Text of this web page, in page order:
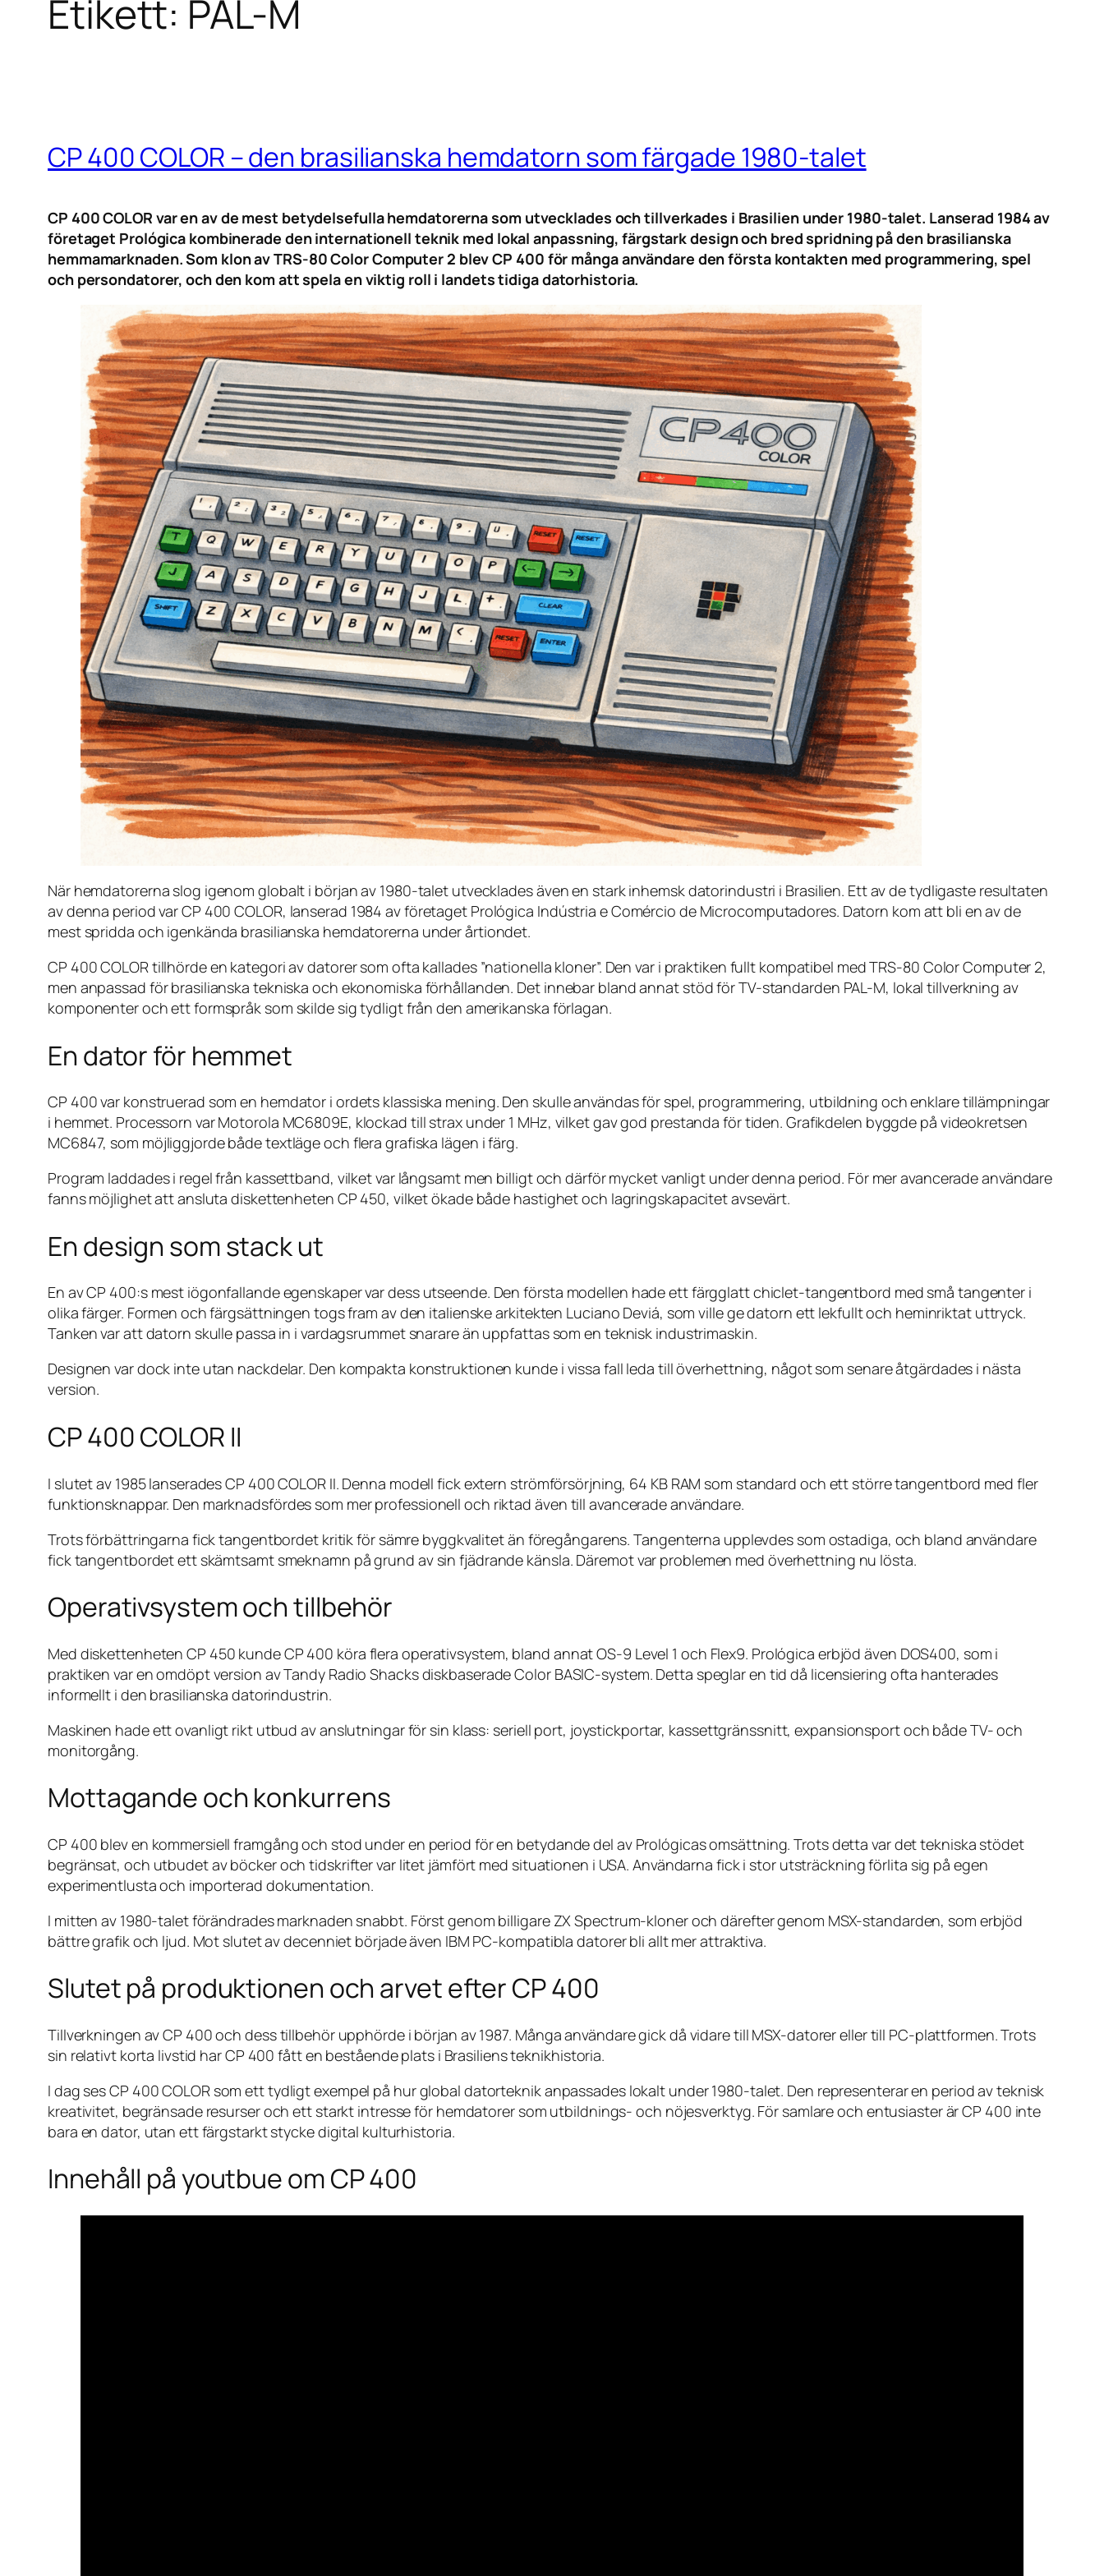
Etikett: PAL-M
CP 400 COLOR – den brasilianska hemdatorn som färgade 1980-talet
CP 400 COLOR var en av de mest betydelsefulla hemdatorerna som utvecklades och tillverkades i Brasilien under 1980-talet. Lanserad 1984 av
företaget Prológica kombinerade den internationell teknik med lokal anpassning, färgstark design och bred spridning på den brasilianska
hemmamarknaden. Som klon av TRS-80 Color Computer 2 blev CP 400 för många användare den första kontakten med programmering, spel
och persondatorer, och den kom att spela en viktig roll i landets tidiga datorhistoria.
När hemdatorerna slog igenom globalt i början av 1980-talet utvecklades även en stark inhemsk datorindustri i Brasilien. Ett av de tydligaste resultaten
av denna period var CP 400 COLOR, lanserad 1984 av företaget Prológica Indústria e Comércio de Microcomputadores. Datorn kom att bli en av de
mest spridda och igenkända brasilianska hemdatorerna under årtiondet.
CP 400 COLOR tillhörde en kategori av datorer som ofta kallades ”nationella kloner”. Den var i praktiken fullt kompatibel med TRS-80 Color Computer 2,
men anpassad för brasilianska tekniska och ekonomiska förhållanden. Det innebar bland annat stöd för TV-standarden PAL-M, lokal tillverkning av
komponenter och ett formspråk som skilde sig tydligt från den amerikanska förlagan.
En dator för hemmet
CP 400 var konstruerad som en hemdator i ordets klassiska mening. Den skulle användas för spel, programmering, utbildning och enklare tillämpningar
i hemmet. Processorn var Motorola MC6809E, klockad till strax under 1 MHz, vilket gav god prestanda för tiden. Grafikdelen byggde på videokretsen
MC6847, som möjliggjorde både textläge och flera grafiska lägen i färg.
Program laddades i regel från kassettband, vilket var långsamt men billigt och därför mycket vanligt under denna period. För mer avancerade användare
fanns möjlighet att ansluta diskettenheten CP 450, vilket ökade både hastighet och lagringskapacitet avsevärt.
En design som stack ut
En av CP 400:s mest iögonfallande egenskaper var dess utseende. Den första modellen hade ett färgglatt chiclet-tangentbord med små tangenter i
olika färger. Formen och färgsättningen togs fram av den italienske arkitekten Luciano Deviá, som ville ge datorn ett lekfullt och heminriktat uttryck.
Tanken var att datorn skulle passa in i vardagsrummet snarare än uppfattas som en teknisk industrimaskin.
Designen var dock inte utan nackdelar. Den kompakta konstruktionen kunde i vissa fall leda till överhettning, något som senare åtgärdades i nästa
version.
CP 400 COLOR II
I slutet av 1985 lanserades CP 400 COLOR II. Denna modell fick extern strömförsörjning, 64 KB RAM som standard och ett större tangentbord med fler
funktionsknappar. Den marknadsfördes som mer professionell och riktad även till avancerade användare.
Trots förbättringarna fick tangentbordet kritik för sämre byggkvalitet än föregångarens. Tangenterna upplevdes som ostadiga, och bland användare
fick tangentbordet ett skämtsamt smeknamn på grund av sin fjädrande känsla. Däremot var problemen med överhettning nu lösta.
Operativsystem och tillbehör
Med diskettenheten CP 450 kunde CP 400 köra flera operativsystem, bland annat OS-9 Level 1 och Flex9. Prológica erbjöd även DOS400, som i
praktiken var en omdöpt version av Tandy Radio Shacks diskbaserade Color BASIC-system. Detta speglar en tid då licensiering ofta hanterades
informellt i den brasilianska datorindustrin.
Maskinen hade ett ovanligt rikt utbud av anslutningar för sin klass: seriell port, joystickportar, kassettgränssnitt, expansionsport och både TV- och
monitorgång.
Mottagande och konkurrens
CP 400 blev en kommersiell framgång och stod under en period för en betydande del av Prológicas omsättning. Trots detta var det tekniska stödet
begränsat, och utbudet av böcker och tidskrifter var litet jämfört med situationen i USA. Användarna fick i stor utsträckning förlita sig på egen
experimentlusta och importerad dokumentation.
I mitten av 1980-talet förändrades marknaden snabbt. Först genom billigare ZX Spectrum-kloner och därefter genom MSX-standarden, som erbjöd
bättre grafik och ljud. Mot slutet av decenniet började även IBM PC-kompatibla datorer bli allt mer attraktiva.
Slutet på produktionen och arvet efter CP 400
Tillverkningen av CP 400 och dess tillbehör upphörde i början av 1987. Många användare gick då vidare till MSX-datorer eller till PC-plattformen. Trots
sin relativt korta livstid har CP 400 fått en bestående plats i Brasiliens teknikhistoria.
I dag ses CP 400 COLOR som ett tydligt exempel på hur global datorteknik anpassades lokalt under 1980-talet. Den representerar en period av teknisk
kreativitet, begränsade resurser och ett starkt intresse för hemdatorer som utbildnings- och nöjesverktyg. För samlare och entusiaster är CP 400 inte
bara en dator, utan ett färgstarkt stycke digital kulturhistoria.
Innehåll på youtbue om CP 400